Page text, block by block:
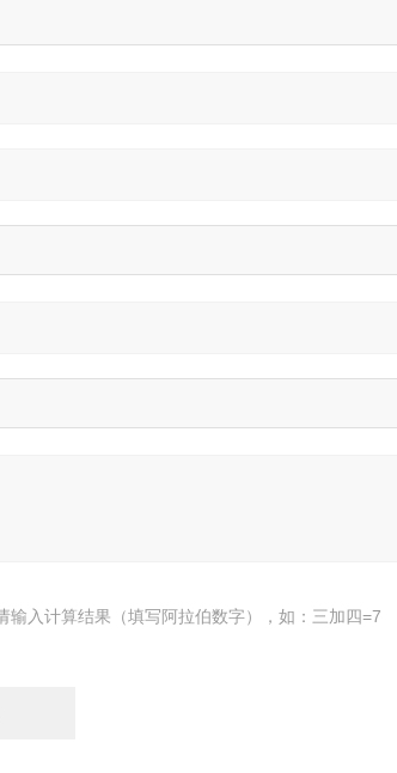
输入计算结果（填写阿拉伯数字），如：三加四=7